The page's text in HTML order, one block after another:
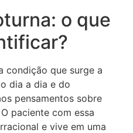
o que
condição que surge a
dia a dia e do
pensamentos sobre
paciente com essa
e vive em uma